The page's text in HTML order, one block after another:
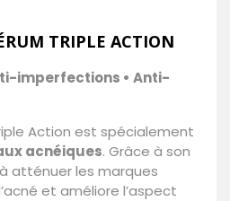
TRIPLE ACTION
imperfections • Anti-
Action est spécialement
acnéiques. Grâce à son
atténuer les marques
et améliore l’aspect